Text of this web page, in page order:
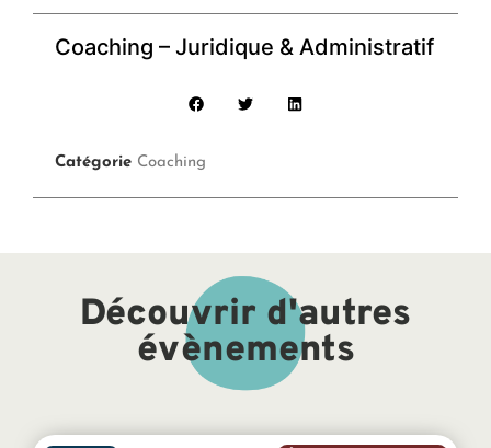
Coaching – Juridique & Administratif
Catégorie Coaching
Découvrir d'autres
évènements